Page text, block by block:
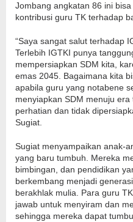
Jombang angkatan 86 ini
kontribusi guru TK terhadap
“Saya sangat salut terhadap
Terlebih IGTKI punya
mempersiapkan SDM kita,
emas 2045. Bagaimana kita
apabila guru yang notabene
menyiapkan SDM menuju
perhatian dan tidak
Sugiat.
Sugiat menyampaikan anak-
yang baru tumbuh. Mereka
bimbingan, dan pendidikan
berkembang menjadi
berakhlak mulia. Para guru
jawab untuk menyiram dan
sehingga mereka dapat